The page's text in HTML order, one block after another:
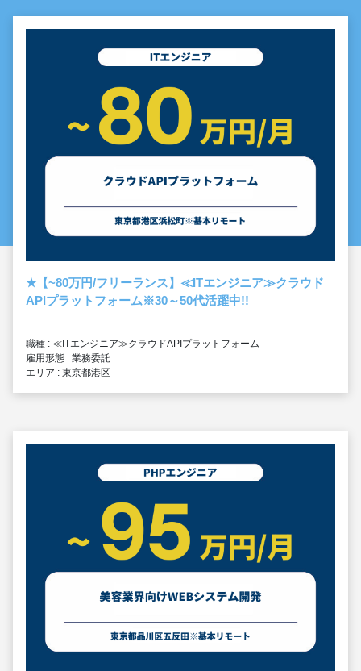
★【~80万円/フリーランス】≪ITエンジニア≫クラウド
APIプラットフォーム※30～50代活躍中!!
職種 : ≪ITエンジニア≫クラウドAPIプラットフォーム
雇用形態 : 業務委託
エリア : 東京都港区